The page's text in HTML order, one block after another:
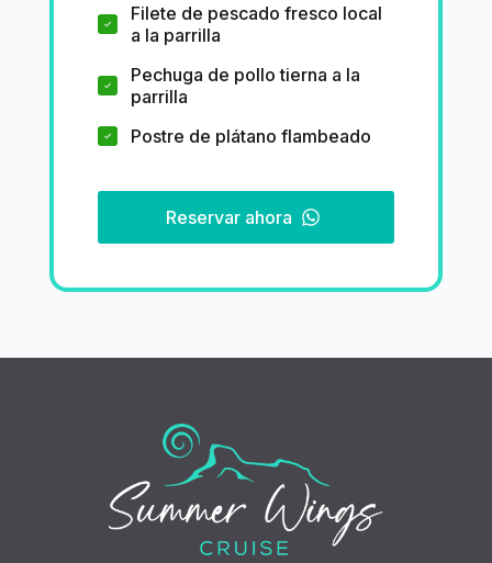
Filete de pescado fresco local
a la parrilla
Pechuga de pollo tierna a la
parrilla
Postre de plátano flambeado
Reservar ahora